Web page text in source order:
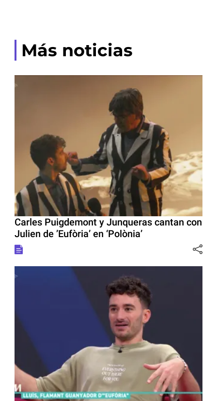
Más noticias
Carles Puigdemont y Junqueras cantan con
Julien de ’Eufòria’ en ‘Polònia’